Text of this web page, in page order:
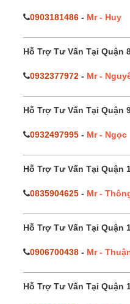
0903181486 - Mr - Huy
Hỗ Trợ Tư Vấn Tại Quận
0932377972 - Mr -
Hỗ Trợ Tư Vấn Tại Quận
0932497995 - Mr - Ngọc
Hỗ Trợ Tư Vấn Tại Quận
0835904625 - Mr -
Hỗ Trợ Tư Vấn Tại Quận
0906700438 - Mr -
Hỗ Trợ Tư Vấn Tại Quận